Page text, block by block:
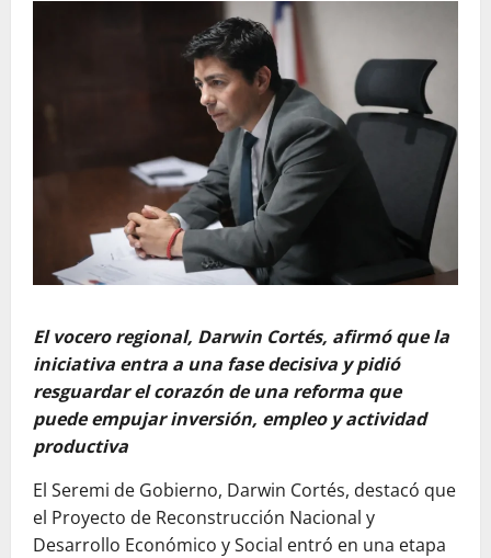
El vocero regional, Darwin Cortés, afirmó que la
iniciativa entra a una fase decisiva y pidió
resguardar el corazón de una reforma que
puede empujar inversión, empleo y actividad
productiva
El Seremi de Gobierno, Darwin Cortés, destacó que
el Proyecto de Reconstrucción Nacional y
Desarrollo Económico y Social entró en una etapa